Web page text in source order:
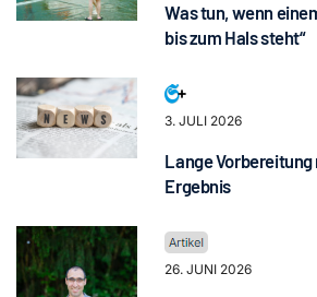
Was tun, wenn
bis zum Hals steht“
3. JULI 2026
Lange
Ergebnis
26. JUNI 2026